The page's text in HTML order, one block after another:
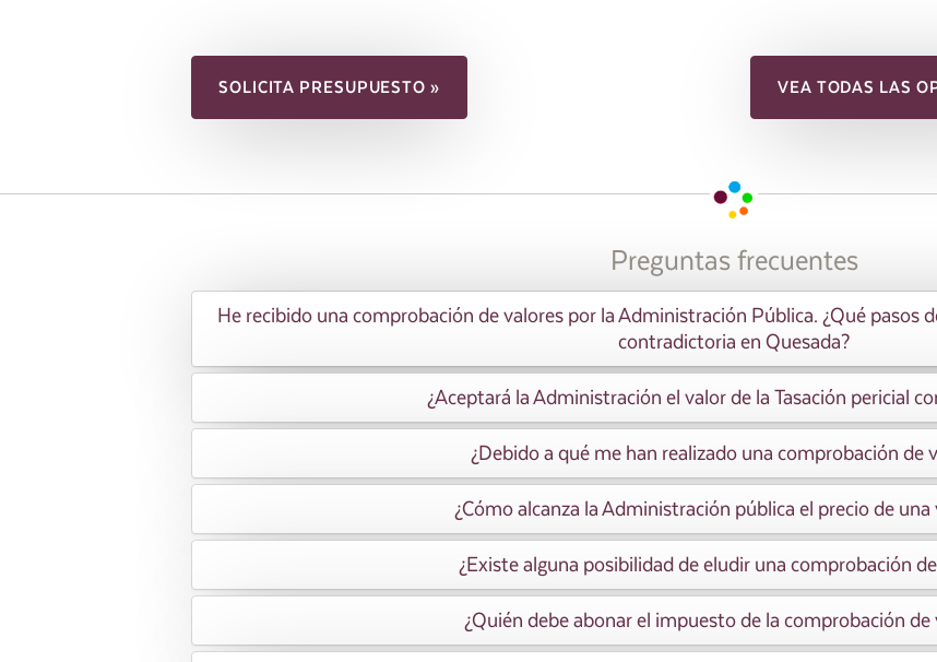
SOLICITA PRESUPUESTO » VEA TODAS LAS
Preguntas frecuentes
He recibido una comprobación de valores por la Administración Pública. ¿Qué pasos
contradictoria en Quesada?
¿Aceptará la Administración el valor de la Tasación pericial
¿Debido a qué me han realizado una comprobación de
¿Cómo alcanza la Administración pública el precio de una
¿Existe alguna posibilidad de eludir una comprobación
¿Quién debe abonar el impuesto de la comprobación de